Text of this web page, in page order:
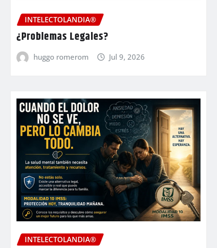
INTELECTOLANDIA®
¿Problemas Legales?
huggo romerom Jul 9, 2026
INTELECTOLANDIA®